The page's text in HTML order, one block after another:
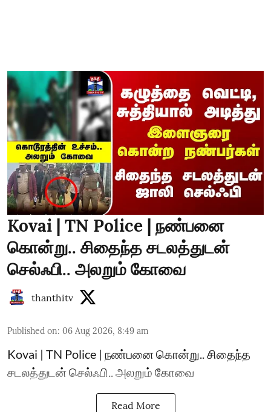
Kovai | TN Police | நண்பனை
கொன்று.. சிதைந்த சடலத்துடன்
செல்ஃபி.. அலறும் கோவை
thanthitv
Published on: 06 Aug 2026, 8:49 am
Kovai | TN Police | நண்பனை கொன்று.. சிதைந்த
சடலத்துடன் செல்ஃபி.. அலறும் கோவை
Read More